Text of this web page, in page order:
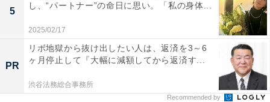
5
し、“パートナー”の命日に思い。「私の身体...
2025/02/17
PR
リボ地獄から抜け出したい人は、返済を3～6
ヶ月停止して『大幅に減額してから返済す...
渋谷法務総合事務所
Recommended by